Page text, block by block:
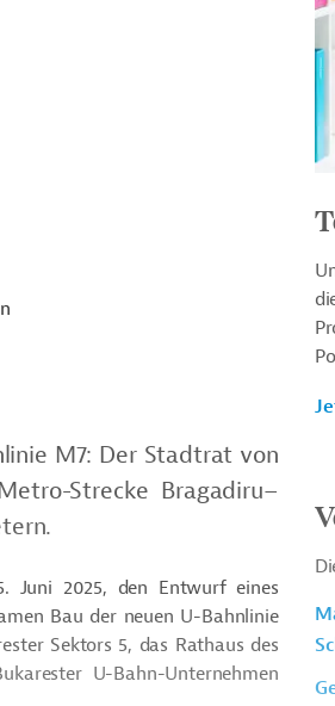
M7: Der Stadtrat von
Strecke Bragadiru–
Juni 2025, den Entwurf eines
Bau der neuen U-Bahnlinie
Sektors 5, das Rathaus des
U-Bahn-Unternehmen